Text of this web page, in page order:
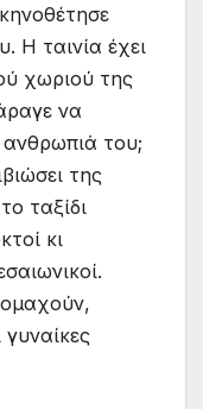
Η ταινία έχει
χωριού της
να
ανθρωπιά του;
της
ταξίδι
κι
γυναίκες